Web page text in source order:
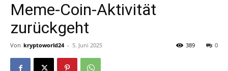
Meme-Coin-Aktivität
zurückgeht
Von kryptoworld24 - 5. Juni 2025 0
389